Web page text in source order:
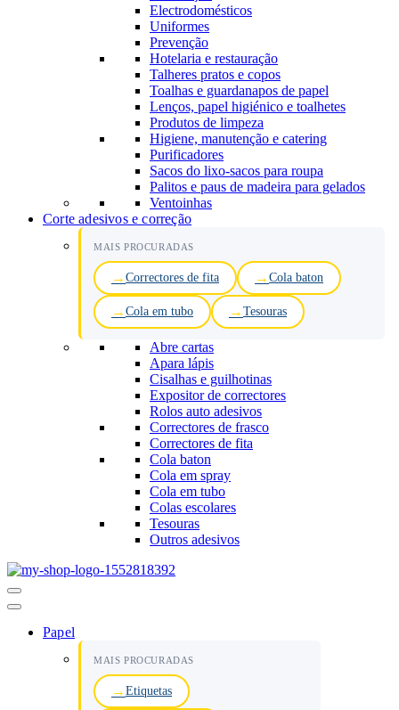
Electrodomésticos
Uniformes
Prevenção
Hotelaria e restauração
Talheres pratos e copos
Toalhas e guardanapos de papel
Lenços, papel higiénico e toalhetes
Produtos de limpeza
Higiene, manutenção e catering
Purificadores
Sacos do lixo-sacos para roupa
Palitos e paus de madeira para gelados
Ventoinhas
Corte adesivos e correção
MAIS PROCURADAS
Correctores de fita Cola baton
Cola em tubo Tesouras
Abre cartas
Apara lápis
Cisalhas e guilhotinas
Expositor de correctores
Rolos auto adesivos
Correctores de frasco
Correctores de fita
Cola baton
Cola em spray
Cola em tubo
Colas escolares
Tesouras
Outros adesivos
Menu
de
Papel
MAIS PROCURADAS
Etiquetas